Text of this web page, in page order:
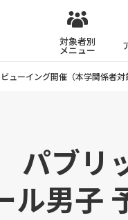
対象者別
メニュー
ーイング開催（本学関係者対
ブリ
ル男子